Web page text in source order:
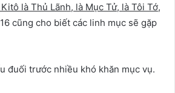
là Thủ Lãnh, là Mục Tử, là Tôi Tớ,
cũng cho biết các linh mục sẽ gặp
đuối trước nhiều khó khăn mục vụ.